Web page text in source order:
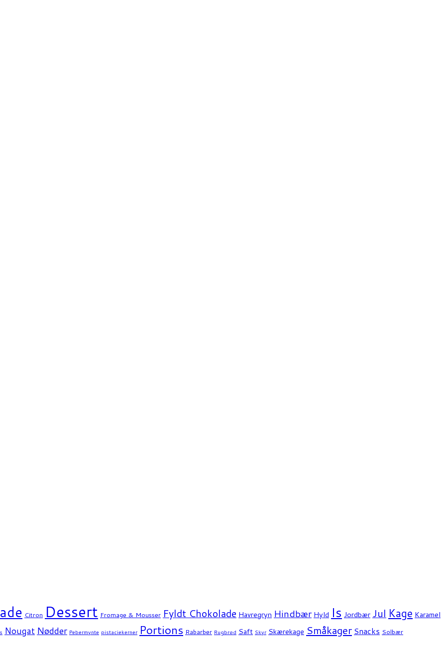
Citron Dessert Fromage & Mousser Fyldt Chokolade Havregryn Hindbær Hyld Is Jordbær Jul Kage Karamel
Nougat Nødder Pebermynte pistaciekerner Portions Rabarber Rugbrød Saft Skyr Skærekage Småkager Snacks Solbær